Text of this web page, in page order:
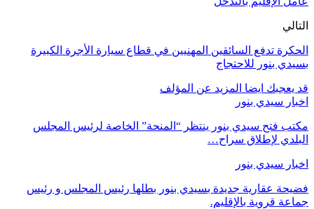
التالي
الحكرة تدفع السائقين المهنيين في قطاع سيارة الأجرة الكبيرة
بسيدي بنور للاحتجاج
قد يعجبك ايضا المزيد عن المؤلف
اخبار سيدي بنور
مكتب فتح سيدي بنور ينتظر “المنحة” الخاصة لرئيس المجلس
البلدي لإطلاق سراح…
اخبار سيدي بنور
فضيحة عقارية جديدة بسيدي بنور بطلها رئيس المجلس و رئيس
جماعة قروية بالإقليم.